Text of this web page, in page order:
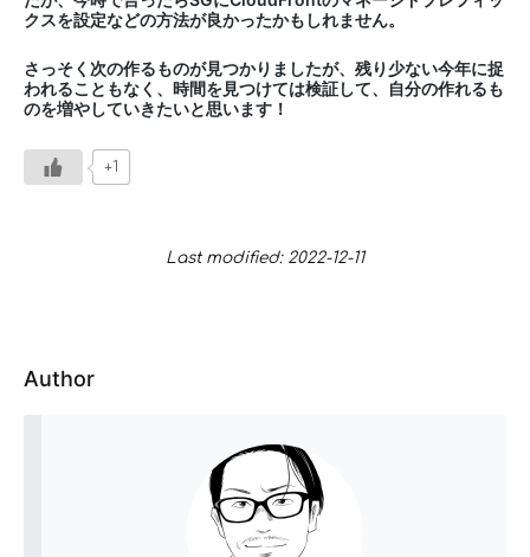
クスを設定などの方法が良かったかもしれません。
さっそく次の作るものが見つかりましたが、残り少ない今年に捉
われることもなく、時間を見つけては検証して、自分の作れるも
のを増やしていきたいと思います！
+1
Last modified: 2022-12-11
Author